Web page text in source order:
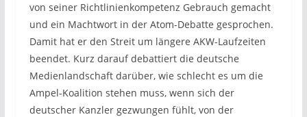
von seiner Richtlinienkompetenz Gebrauch gemacht
und ein Machtwort in der Atom-Debatte gesprochen.
Damit hat er den Streit um längere AKW-Laufzeiten
beendet. Kurz darauf debattiert die deutsche
Medienlandschaft darüber, wie schlecht es um die
Ampel-Koalition stehen muss, wenn sich der
deutscher Kanzler gezwungen fühlt, von der